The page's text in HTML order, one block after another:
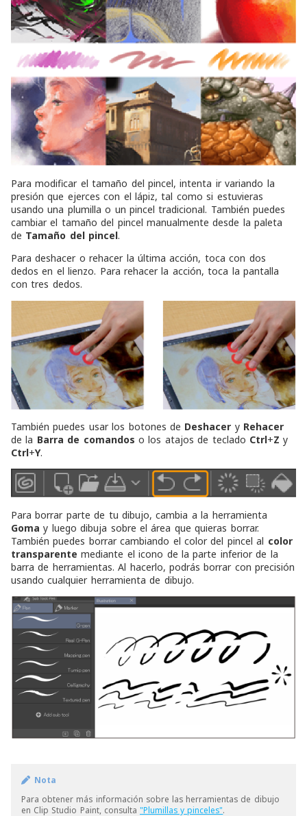
Para modificar el tamaño del pincel, intenta ir variando la
presión que ejerces con el lápiz, tal como si estuvieras
usando una plumilla o un pincel tradicional. También puedes
cambiar el tamaño del pincel manualmente desde la paleta
de Tamaño del pincel.
Para deshacer o rehacer la última acción, toca con dos
dedos en el lienzo. Para rehacer la acción, toca la pantalla
con tres dedos.
También puedes usar los botones de Deshacer y Rehacer
de la Barra de comandos o los atajos de teclado Ctrl+Z y
Ctrl+Y.
Para borrar parte de tu dibujo, cambia a la herramienta
Goma y luego dibuja sobre el área que quieras borrar.
También puedes borrar cambiando el color del pincel al color
transparente mediante el icono de la parte inferior de la
barra de herramientas. Al hacerlo, podrás borrar con precisión
usando cualquier herramienta de dibujo.
Nota
Para obtener más información sobre las herramientas de dibujo
en Clip Studio Paint, consulta "Plumillas y pinceles".